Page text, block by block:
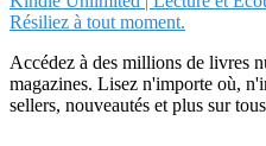
Résiliez à tout moment.
Accédez à des millions de livres
magazines. Lisez n'importe où,
sellers, nouveautés et plus sur